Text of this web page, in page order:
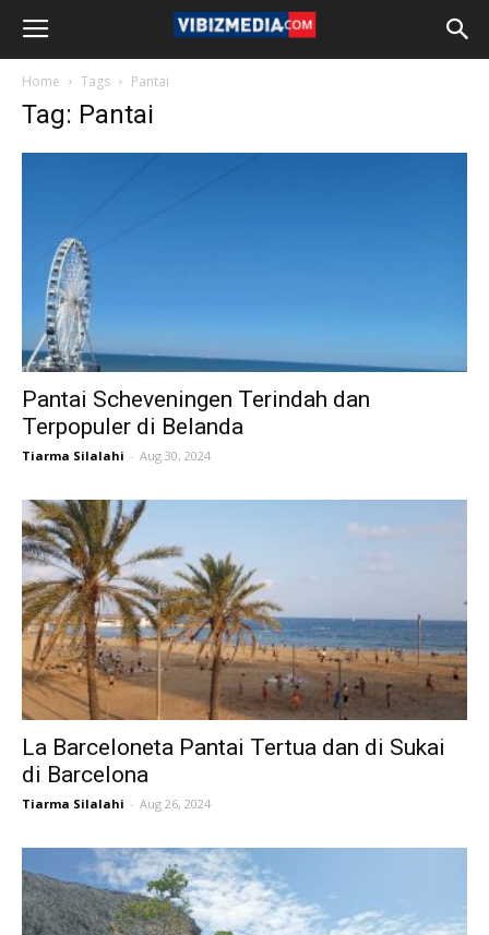
Home Tags Pantai
Tag: Pantai
Pantai Scheveningen Terindah dan
Terpopuler di Belanda
Tiarma Silalahi - Aug 30, 2024
La Barceloneta Pantai Tertua dan di Sukai
di Barcelona
Tiarma Silalahi - Aug 26, 2024